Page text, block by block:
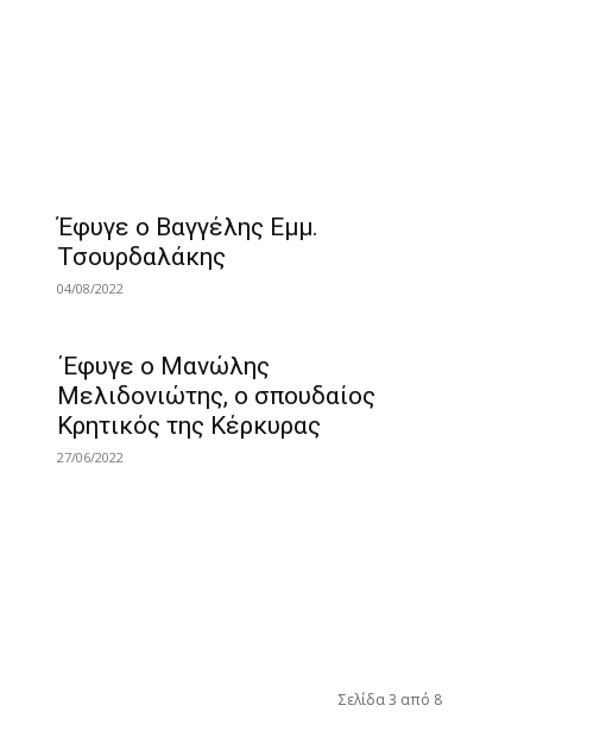
Έφυγε ο Βαγγέλης Εμμ.
Τσουρδαλάκης
04/08/2022
΄Εφυγε ο Μανώλης
Μελιδονιώτης, ο σπουδαίος
Κρητικός της Κέρκυρας
27/06/2022
Σελίδα 3 από 8